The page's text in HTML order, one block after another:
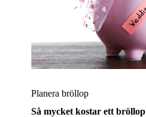
Planera bröllop
Så mycket kostar ett bröllop